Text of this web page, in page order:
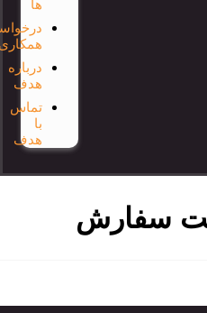
درخواست
همکاری
درباره
تماس
سفارش